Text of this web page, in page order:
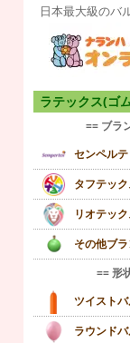
日本最大級のバ
ラテックス(ゴ
== ブラ
センペル
タフテッ
リオテッ
その他ブ
== 形
ツイスト
ラウンド